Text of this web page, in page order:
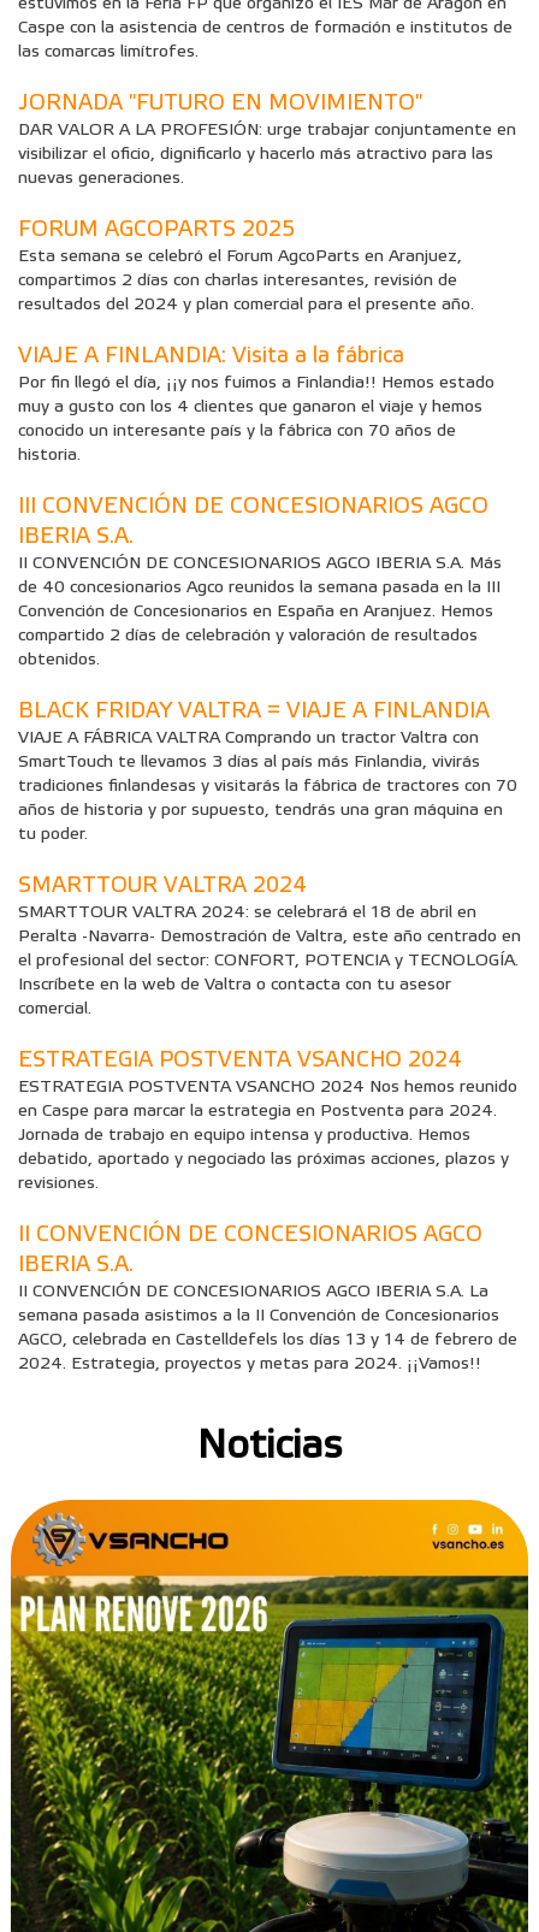
estuvimos en la Feria FP que organizó el IES Mar de Aragón en
Caspe con la asistencia de centros de formación e institutos de
las comarcas limítrofes.
JORNADA "FUTURO EN MOVIMIENTO"
DAR VALOR A LA PROFESIÓN: urge trabajar conjuntamente en
visibilizar el oficio, dignificarlo y hacerlo más atractivo para las
nuevas generaciones.
FORUM AGCOPARTS 2025
Esta semana se celebró el Forum AgcoParts en Aranjuez,
compartimos 2 días con charlas interesantes, revisión de
resultados del 2024 y plan comercial para el presente año.
VIAJE A FINLANDIA: Visita a la fábrica
Por fin llegó el día, ¡¡y nos fuimos a Finlandia!! Hemos estado
muy a gusto con los 4 clientes que ganaron el viaje y hemos
conocido un interesante país y la fábrica con 70 años de
historia.
III CONVENCIÓN DE CONCESIONARIOS AGCO
IBERIA S.A.
II CONVENCIÓN DE CONCESIONARIOS AGCO IBERIA S.A. Más
de 40 concesionarios Agco reunidos la semana pasada en la III
Convención de Concesionarios en España en Aranjuez. Hemos
compartido 2 días de celebración y valoración de resultados
obtenidos.
BLACK FRIDAY VALTRA = VIAJE A FINLANDIA
VIAJE A FÁBRICA VALTRA Comprando un tractor Valtra con
SmartTouch te llevamos 3 días al país más Finlandia, vivirás
tradiciones finlandesas y visitarás la fábrica de tractores con 70
años de historia y por supuesto, tendrás una gran máquina en
tu poder.
SMARTTOUR VALTRA 2024
SMARTTOUR VALTRA 2024: se celebrará el 18 de abril en
Peralta -Navarra- Demostración de Valtra, este año centrado en
el profesional del sector: CONFORT, POTENCIA y TECNOLOGÍA.
Inscríbete en la web de Valtra o contacta con tu asesor
comercial.
ESTRATEGIA POSTVENTA VSANCHO 2024
ESTRATEGIA POSTVENTA VSANCHO 2024 Nos hemos reunido
en Caspe para marcar la estrategia en Postventa para 2024.
Jornada de trabajo en equipo intensa y productiva. Hemos
debatido, aportado y negociado las próximas acciones, plazos y
revisiones.
II CONVENCIÓN DE CONCESIONARIOS AGCO
IBERIA S.A.
II CONVENCIÓN DE CONCESIONARIOS AGCO IBERIA S.A. La
semana pasada asistimos a la II Convención de Concesionarios
AGCO, celebrada en Castelldefels los días 13 y 14 de febrero de
2024. Estrategia, proyectos y metas para 2024. ¡¡Vamos!!
Noticias